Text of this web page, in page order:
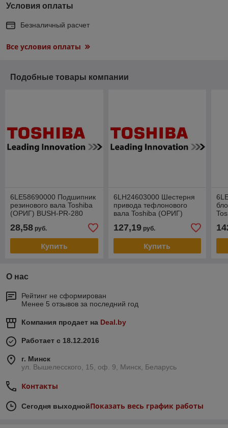
Условия оплаты
Безналичный расчет
Все условия оплаты
Подобные товары компании
6LE58690000 Подшипник
резинового вала Toshiba
(ОРИГ) BUSH-PR-280
28,58 руб.
Купить
6LH24603000 Шестерня
привода тефлонового
вала Toshiba (ОРИГ)
127,19руб.
Купить
О нас
Рейтинг не сформирован
Менее 5 отзывов за последний год
Компания продает на Deal.by
Работает с 18.12.2016
г. Минск
ул. Вышелесского, 15, оф. 9, Минск, Беларусь
Контакты
Сегодня выходнойПоказать весь график работы